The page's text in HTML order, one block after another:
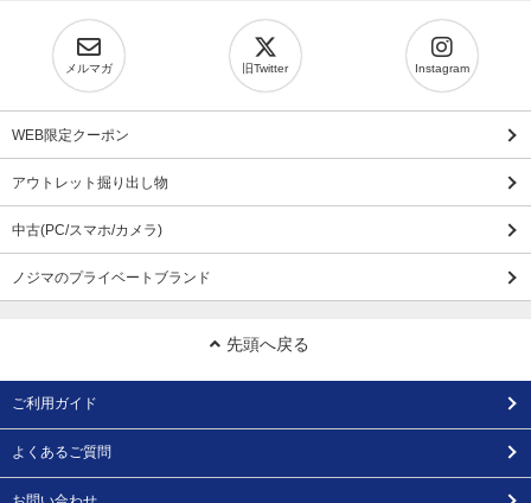
メルマガ 旧Twitter Instagram
WEB限定クーポン
アウトレット掘り出し物
中古(PC/スマホ/カメラ)
ノジマのプライベートブランド
先頭へ戻る
ご利用ガイド
よくあるご質問